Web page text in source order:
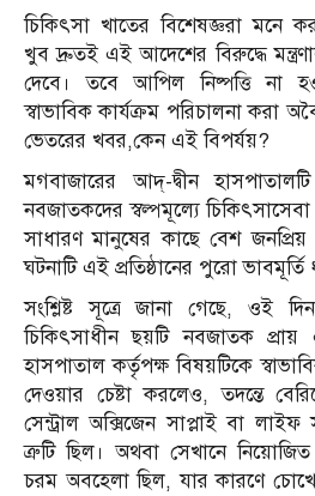
চিকিৎসা খাতের বিশেষজ্ঞরা মনে
খুব দ্রুতই এই আদেশের বিরুদ্ধে
দেবে। তবে আপিল নিষ্পত্তি না
স্বাভাবিক কার্যক্রম পরিচালনা করা
ভেতরের খবর,কেন এই বিপর্যয়?
মগবাজারের আদ্-দ্বীন
নবজাতকদের স্বল্পমূল্যে
সাধারণ মানুষের কাছে বেশ
ঘটনাটি এই প্রতিষ্ঠানের পুরো
সংশ্লিষ্ট সূত্রে জানা গেছে, ওই
চিকিৎসাধীন ছয়টি নবজাতক
হাসপাতাল কর্তৃপক্ষ বিষয়টিকে
দেওয়ার চেষ্টা করলেও, তদন্তে
সেন্ট্রাল অক্সিজেন সাপ্লাই বা লাইফ
ত্রুটি ছিল। অথবা সেখানে নিয়োজিত
চরম অবহেলা ছিল, যার কারণে